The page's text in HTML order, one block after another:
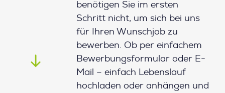
benötigen Sie im ersten
Schritt nicht, um sich bei uns
für Ihren Wunschjob zu
bewerben. Ob per einfachem
Bewerbungsformular oder E-
Mail – einfach Lebenslauf
hochladen oder anhängen und